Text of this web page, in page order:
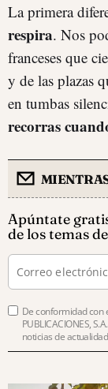
La primera
respira. Nos
franceses que
y de las plazas
en tumbas
recorras
Apúntate
de los temas
De conformidad con
PUBLICACIONES,
noticias de